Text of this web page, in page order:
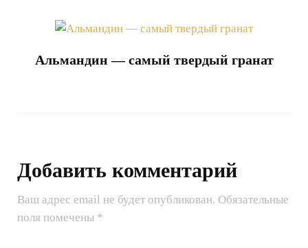
Альмандин — самый твердый гранат
Добавить комментарий
Ваш адрес email не будет опубликован. Обязательные
поля помечены *